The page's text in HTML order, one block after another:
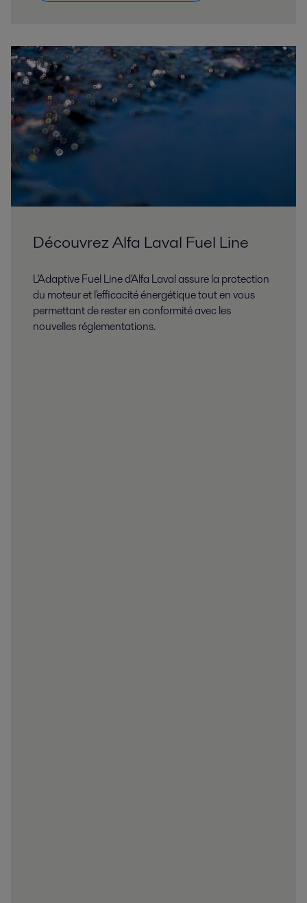
Découvrez Alfa Laval Fuel Line
L'Adaptive Fuel Line d'Alfa Laval assure la protection
du moteur et l'efficacité énergétique tout en vous
permettant de rester en conformité avec les
nouvelles réglementations.